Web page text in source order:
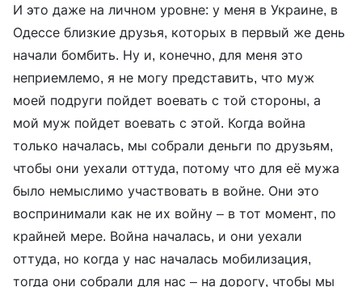
И это даже на личном уровне: у меня в Украине, в
Одессе близкие друзья, которых в первый же день
начали бомбить. Ну и, конечно, для меня это
неприемлемо, я не могу представить, что муж
моей подруги пойдет воевать с той стороны, а
мой муж пойдет воевать с этой. Когда война
только началась, мы собрали деньги по друзьям,
чтобы они уехали оттуда, потому что для её мужа
было немыслимо участвовать в войне. Они это
воспринимали как не их войну – в тот момент, по
крайней мере. Война началась, и они уехали
оттуда, но когда у нас началась мобилизация,
тогда они собрали для нас – на дорогу, чтобы мы